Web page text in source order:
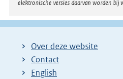
elektronische versies daarvan worden bij
Over deze website
Contact
English